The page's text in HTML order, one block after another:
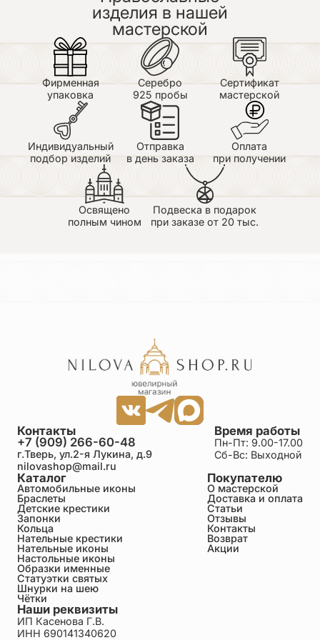
деталей в изображении вещь,в живую смотрится
очень красиво!!!Реально произведение,достойное
похвалы!!! Недостатки: Я очень придирчивый
человек,но к данному произведению вопросов нет
не каких,Думаю вещи более крупные смотрятся
очень "Круто" Спасибо
изделия в нашей
мастерской
Фирменная
упаковка
Серебро
925 пробы
Сертификат
мастерской
Индивидуальный
подбор изделий
Отправка
в день заказа
Оплата
при получении
Освящено
полным чином
Подвеска в подарок
при заказе от 20 тыс.
Каталог
Автомобильные иконы
Браслеты
Детские крестики
Запонки
Кольца
Нательные крестики
Нательные иконы
Настольные иконы
Образки именные
Статуэтки святых
Шнурки на шею
Чётки
Покупателю
О мастерской
Доставка и оплата
Статьи
Отзывы
Контакты
Возврат
Акции
Время работы
Пн-Пт: 9.00-17.00
Сб-Вс: Выходной
Контакты
+7 (909) 266-60-48
г.Тверь, ул.2-я Лукина, д.9
nilovashop@mail.ru
Наши реквизиты
ИП Касенова Г.В.
ИНН 690141340620